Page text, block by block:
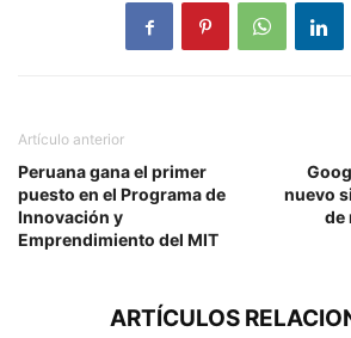
Artículo anterior
Peruana gana el primer
puesto en el Programa de
Innovación y
Emprendimiento del MIT
nuevo
de
ARTÍCULOS